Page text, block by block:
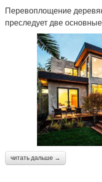
Перевоплощение
преследует две
читать дальше →